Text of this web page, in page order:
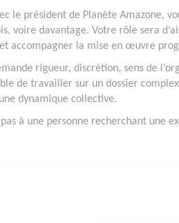
le président de Planète Amazone,
voire davantage. Votre rôle sera
accompagner la mise en œuvre
rigueur, discrétion, sens de
de travailler sur un dossier
dynamique collective.
à une personne recherchant une